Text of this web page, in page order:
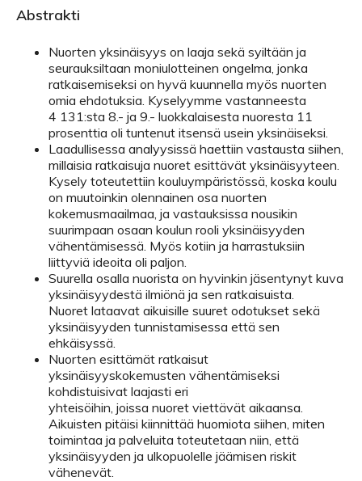
Abstrakti
Nuorten yksinäisyys on laaja sekä syiltään ja
seurauksiltaan moniulotteinen ongelma, jonka
ratkaisemiseksi on hyvä kuunnella myös nuorten
omia ehdotuksia. Kyselyymme vastanneesta
4 131:sta 8.- ja 9.- luokkalaisesta nuoresta 11
prosenttia oli tuntenut itsensä usein yksinäiseksi.
Laadullisessa analyysissä haettiin vastausta siihen,
millaisia ratkaisuja nuoret esittävät yksinäisyyteen.
Kysely toteutettiin kouluympäristössä, koska koulu
on muutoinkin olennainen osa nuorten
kokemusmaailmaa, ja vastauksissa nousikin
suurimpaan osaan koulun rooli yksinäisyyden
vähentämisessä. Myös kotiin ja harrastuksiin
liittyviä ideoita oli paljon.
Suurella osalla nuorista on hyvinkin jäsentynyt kuva
yksinäisyydestä ilmiönä ja sen ratkaisuista.
Nuoret lataavat aikuisille suuret odotukset sekä
yksinäisyyden tunnistamisessa että sen
ehkäisyssä.
Nuorten esittämät ratkaisut
yksinäisyyskokemusten vähentämiseksi
kohdistuisivat laajasti eri
yhteisöihin, joissa nuoret viettävät aikaansa.
Aikuisten pitäisi kiinnittää huomiota siihen, miten
toimintaa ja palveluita toteutetaan niin, että
yksinäisyyden ja ulkopuolelle jäämisen riskit
vähenevät.